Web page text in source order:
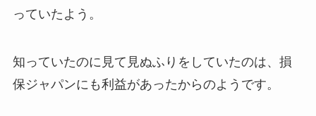
っていたよう。
知っていたのに見て見ぬふりをしていたのは、損
保ジャパンにも利益があったからのようです。